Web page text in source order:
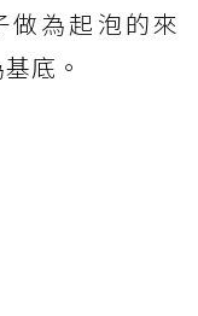
為起泡的來
底。